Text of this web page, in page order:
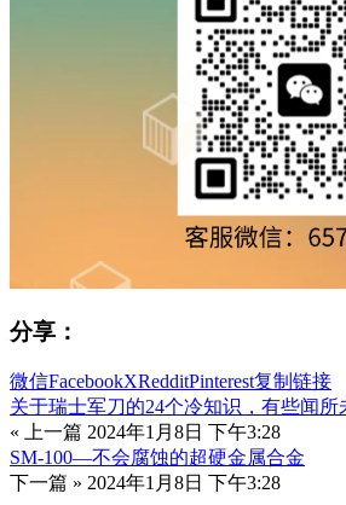
分享：
微信FacebookXRedditPinterest复制链接
关于瑞士军刀的24个冷知识，有些闻所
« 上一篇 2024年1月8日 下午3:28
SM-100—不会腐蚀的超硬金属合金
下一篇 » 2024年1月8日 下午3:28